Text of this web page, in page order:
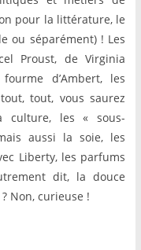
pour la littérature, le
ou séparément) ! Les
Proust, de Virginia
d’Ambert, les
tout, vous saurez
les « sous-
aussi la soie, les
Liberty, les parfums
dit, la douce
Non, curieuse !